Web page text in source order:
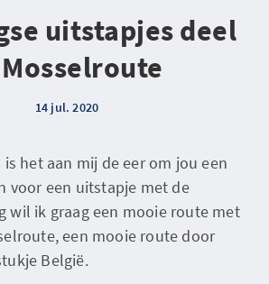
uitstapjes deel
14 jul. 2020
is het aan mij de eer om jou een
voor een uitstapje met de
wil ik graag een mooie route met
een mooie route door
België.